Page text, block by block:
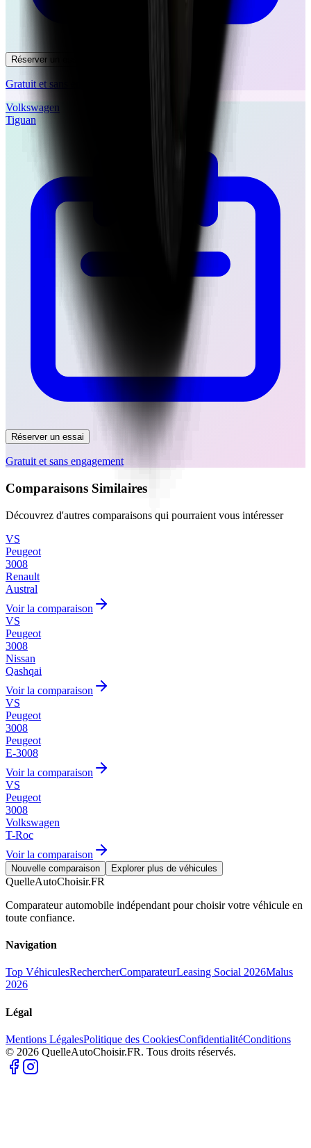
Réserver un essai
Gratuit et sans engagement
Volkswagen
Tiguan
Réserver un essai
Gratuit et sans engagement
Comparaisons Similaires
Découvrez d'autres comparaisons qui pourraient vous intéresser
VS
Peugeot
3008
Renault
Austral
Voir la comparaison
VS
Peugeot
3008
Nissan
Qashqai
Voir la comparaison
VS
Peugeot
3008
Peugeot
E-3008
Voir la comparaison
VS
Peugeot
3008
Volkswagen
T-Roc
Voir la comparaison
Nouvelle comparaison Explorer plus de véhicules
QuelleAutoChoisir.FR
Comparateur automobile indépendant pour choisir votre véhicule en
toute confiance.
Navigation
Top VéhiculesRechercherComparateurLeasing Social 2026Malus
2026
Légal
Mentions LégalesPolitique des CookiesConfidentialitéConditions
© 2026 QuelleAutoChoisir.FR. Tous droits réservés.